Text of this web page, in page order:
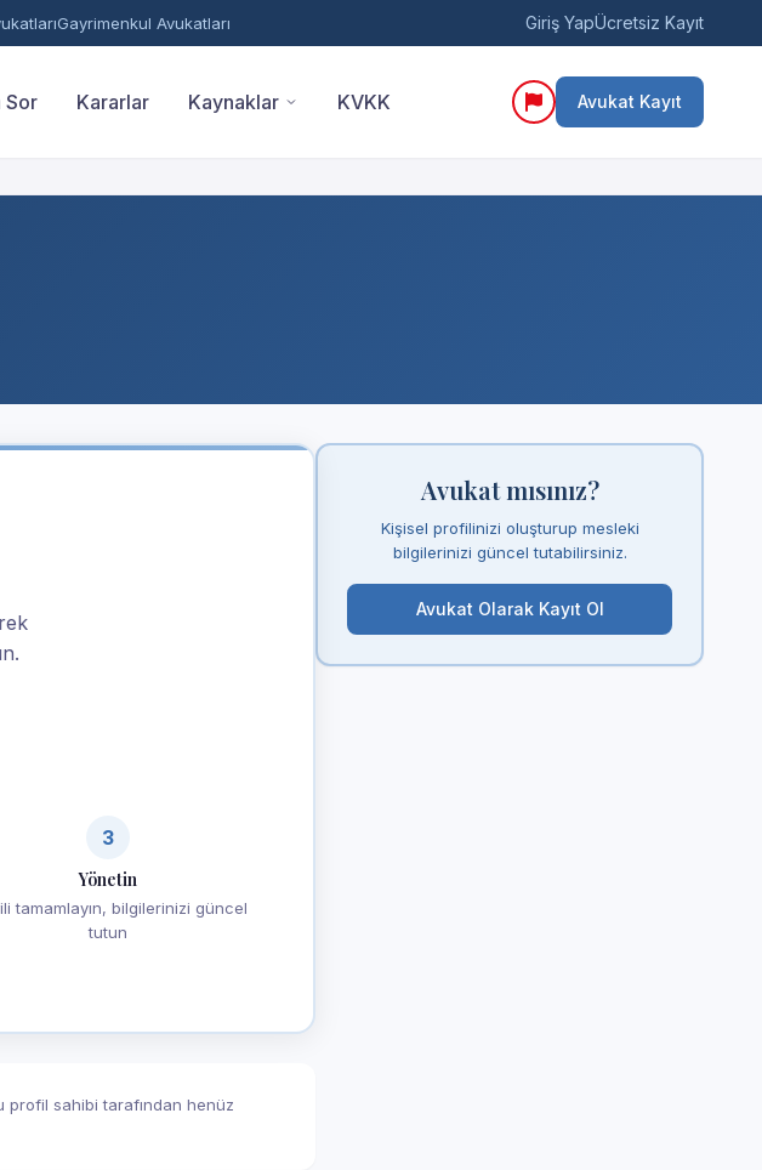
Gayrimenkul Avukatları Giriş YapÜcretsiz Kayıt
Sor Kararlar Kaynaklar KVKK Avukat Kayıt
3
Yönetin
tamamlayın, bilgilerinizi güncel
tutun
profil sahibi tarafından henüz
Avukat mısınız?
Kişisel profilinizi oluşturup mesleki
bilgilerinizi güncel tutabilirsiniz.
Avukat Olarak Kayıt Ol